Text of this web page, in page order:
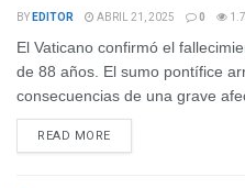
BY EDITOR ABRIL 21, 2025 0
El Vaticano confirmó el
de 88 años. El sumo pontífice
consecuencias de una grave
READ MORE